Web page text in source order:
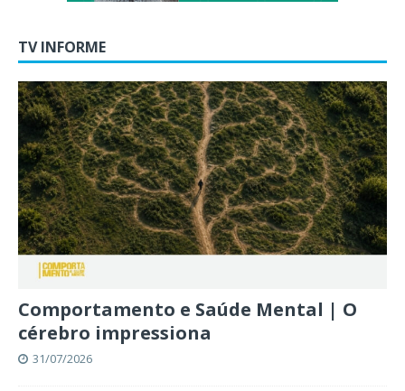
TV INFORME
Comportamento e Saúde Mental | O
cérebro impressiona
31/07/2026